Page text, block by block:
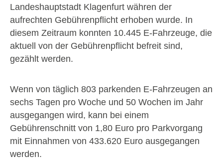
Landeshauptstadt Klagenfurt währen der
aufrechten Gebührenpflicht erhoben wurde. In
diesem Zeitraum konnten 10.445 E-Fahrzeuge, die
aktuell von der Gebührenpflicht befreit sind,
gezählt werden.
Wenn von täglich 803 parkenden E-Fahrzeugen an
sechs Tagen pro Woche und 50 Wochen im Jahr
ausgegangen wird, kann bei einem
Gebührenschnitt von 1,80 Euro pro Parkvorgang
mit Einnahmen von 433.620 Euro ausgegangen
werden.